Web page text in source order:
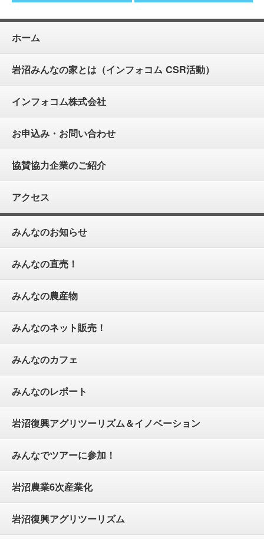
ホーム
岩沼みんなの家とは（インフォコム CSR活動）
インフォコム株式会社
お申込み・お問い合わせ
協賛協力企業のご紹介
アクセス
みんなのお知らせ
みんなの直売！
みんなの農産物
みんなのネット販売！
みんなのカフェ
みんなのレポート
岩沼復興アグリツーリズム＆イノベーション
みんなでツアーに参加！
岩沼農業6次産業化
岩沼復興アグリツーリズム